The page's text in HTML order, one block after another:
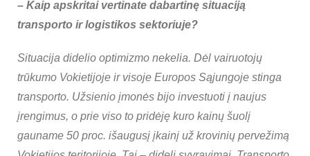
– Kaip apskritai vertinate dabartinę situaciją
transporto ir logistikos sektoriuje?
Situacija didelio optimizmo nekelia. Dėl vairuotojų
trūkumo Vokietijoje ir visoje Europos Sąjungoje stinga
transporto. Užsienio įmonės bijo investuoti į naujus
įrengimus, o prie viso to pridėję kuro kainų šuolį
gauname 50 proc. išaugusį įkainį už krovinių pervežimą